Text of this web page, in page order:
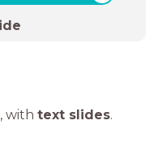
, with text slides.